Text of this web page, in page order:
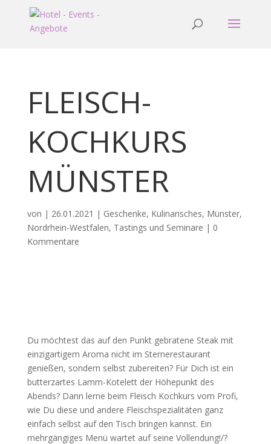
FLEISCH-
KOCHKURS
MÜNSTER
von | 26.01.2021 | Geschenke, Kulinarisches, Münster,
Nordrhein-Westfalen, Tastings und Seminare | 0
Kommentare
Du möchtest das auf den Punkt gebratene Steak mit
einzigartigem Aroma nicht im Sternerestaurant
genießen, sondern selbst zubereiten? Für Dich ist ein
butterzartes Lamm-Kotelett der Höhepunkt des
Abends? Dann lerne beim Fleisch Kochkurs vom Profi,
wie Du diese und andere Fleischspezialitäten ganz
einfach selbst auf den Tisch bringen kannst. Ein
mehrgängiges Menü wartet auf seine Vollendung!/?